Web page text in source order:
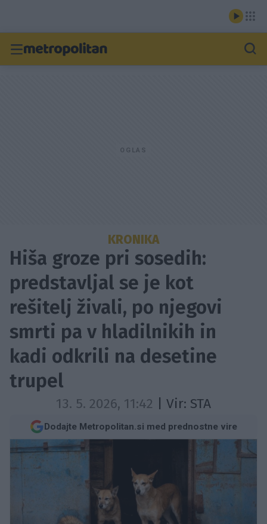
KRONIKA
Hiša groze pri sosedih:
predstavljal se je kot
rešitelj živali, po njegovi
smrti pa v hladilnikih in
kadi odkrili na desetine
trupel
13. 5. 2026, 11:42 | Vir: STA
Dodajte Metropolitan.si med prednostne vire